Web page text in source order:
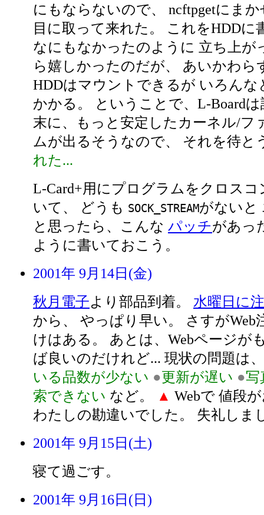
にもならないので、 ncftpgetにまか
目に取って来れた。 これをHDDに
なにもなかったのように 立ち上が
ら嬉しかったのだが、 あいかわら
HDDはマウントできるが いろんな
かかる。 ということで、L-Board
末に、もっと安定したカーネル/フ
ムが出るそうなので、 それを待と
れた...
L-Card+用にプログラムをクロス
いて、 どうも SOCK_STREAMがないと
と思ったら、こんな パッチがあっ
ように書いておこう。
2001年 9月14日(金)
秋月電子より部品到着。 水曜日に
から、 やっぱり早い。 さすがWeb
けはある。 あとは、Webページが
ば良いのだけれど... 現状の問題は
いる品数が少ない ●更新が遅い ●
索できない など。 ▲ Webで 値段
わたしの勘違いでした。 失礼しま
2001年 9月15日(土)
寝て過ごす。
2001年 9月16日(日)